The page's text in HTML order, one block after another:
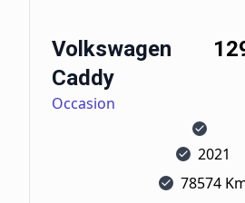
Volkswagen
Caddy
Occasion
2021
78574